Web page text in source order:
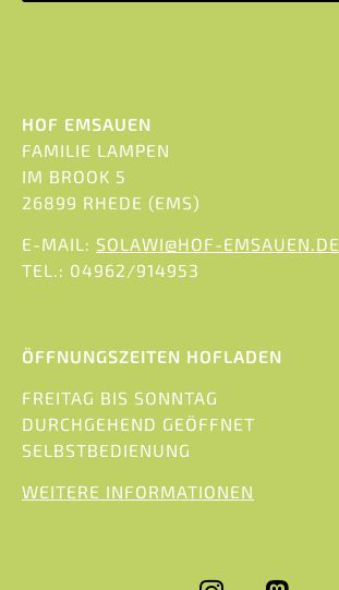
HOF EMSAUEN
FAMILIE LAMPEN
IM BROOK 5
26899 RHEDE (EMS)
E-MAIL: SOLAWI@HOF-EMSAUEN.DE
TEL.: 04962/914953
ÖFFNUNGSZEITEN HOFLADEN
FREITAG BIS SONNTAG
DURCHGEHEND GEÖFFNET
SELBSTBEDIENUNG
WEITERE INFORMATIONEN